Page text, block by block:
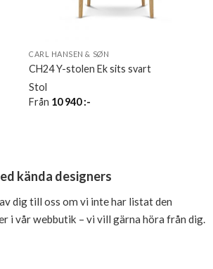
CARL HANSEN & SØN
CH24 Y-stolen Ek sits svart
Stol
Från 10 940:-
kända designers
dig till oss om vi inte har listat den
i vår webbutik – vi vill gärna höra från dig.